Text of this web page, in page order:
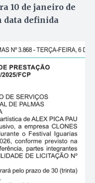
10 de janeiro de
data definida